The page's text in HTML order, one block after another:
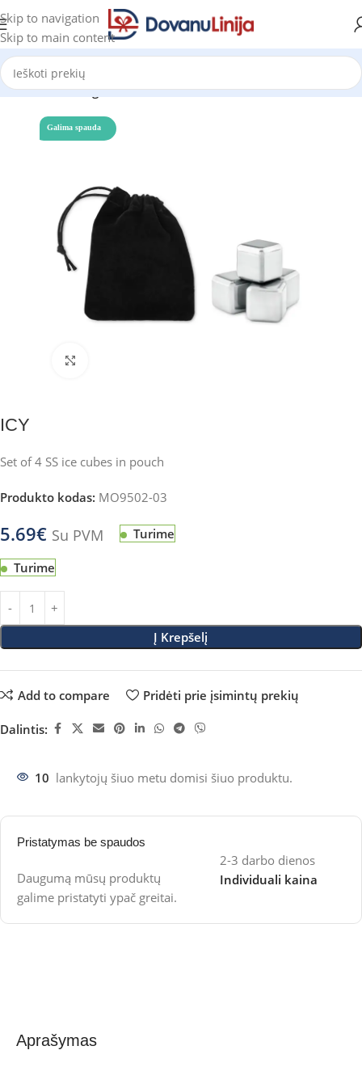
Skip to navigation
Skip to main content
Pradžia Katalogas
Galima spauda
ICY
Set of 4 SS ice cubes in pouch
Produkto kodas: MO9502-03
5.69€ Su PVM Turime
Turime
Į Krepšelį
Add to compare Pridėti prie įsimintų prekių
Dalintis:
10 lankytojų šiuo metu domisi šiuo produktu.
Pristatymas be spaudos
Daugumą mūsų produktų
galime pristatyti ypač greitai.
2-3 darbo dienos
Individuali kaina
Aprašymas